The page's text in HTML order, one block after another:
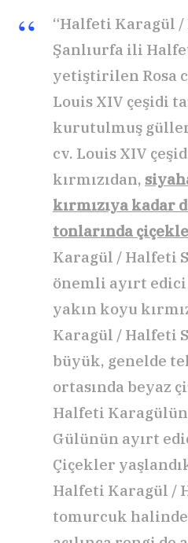
“Halfeti Karagül
Şanlıurfa ili
yetiştirilen Rosa
Louis XIV çeşidi
kurutulmuş
cv. Louis XIV
kırmızıdan,
kırmızıya kadar
tonlarında
Karagül / Halfeti
önemli ayırt
yakın koyu
Karagül / Halfeti
büyük, genelde
ortasında beyaz
Halfeti
Gülünün ayırt
Çiçekler
Halfeti Karagül /
tomurcuk